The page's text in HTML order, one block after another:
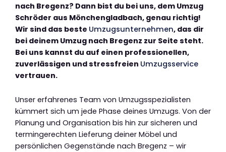
nach Bregenz? Dann bist du bei uns, dem Umzug
Schröder aus Mönchengladbach, genau richtig!
Wir sind das beste Umzugsunternehmen, das dir
bei deinem Umzug nach Bregenz zur Seite steht.
Bei uns kannst du auf einen professionellen,
zuverlässigen und stressfreien Umzugsservice
vertrauen.
Unser erfahrenes Team von Umzugsspezialisten
kümmert sich um jede Phase deines Umzugs. Von der
Planung und Organisation bis hin zur sicheren und
termingerechten Lieferung deiner Möbel und
persönlichen Gegenstände nach Bregenz – wir